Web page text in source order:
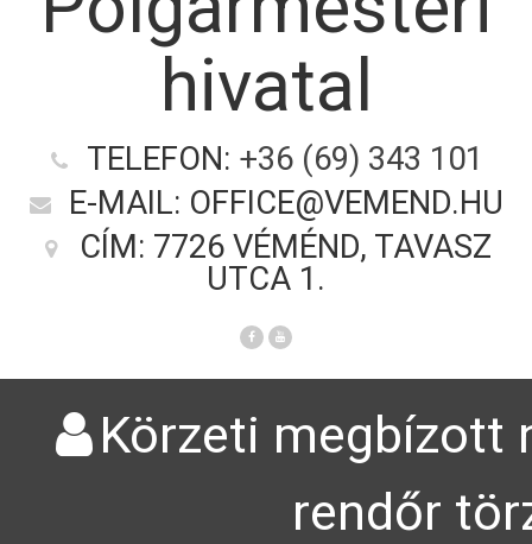
hivatal
TELEFON: +36 (69) 343 101
E-MAIL: OFFICE@VEMEND.HU
CÍM: 7726 VÉMÉND, TAVASZ
UTCA 1.
Körzeti megbízott
rendőr